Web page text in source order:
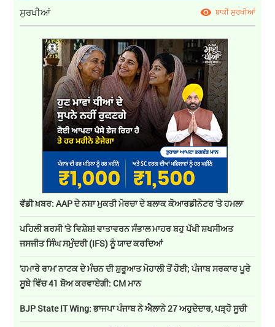
ਸੁਰਖੀਆਂ ਬਾਕੀ ਸੁਰਖੀਆਂ
ਵੱਡੀ ਖ਼ਬਰ: AAP ਦੇ ਨਸ਼ਾ ਮੁਕਤੀ ਮੋਰਚਾ ਦੇ ਬਲਾਕ ਕੋਆਰਡੀਨੇਟਰ 'ਤੇ ਹਮਲਾ
ਪਹਿਲੀ ਬਰਸੀ 'ਤੇ ਵਿਸ਼ੇਸ਼! ਵਾਤਾਵਰਨ ਸੰਭਾਲ ਮਾਹਰ ਬਹੁ ਪੱਖੀ ਸ਼ਖਸੀਅਤ
ਜਸਜੀਤ ਸਿੰਘ ਸਮੁੰਦਰੀ (IFS) ਨੂੰ ਯਾਦ ਕਰਦਿਆਂ
'ਹਮਾਰੇ ਰਾਮ' ਨਾਟਕ ਦੇ ਮੰਚਨ ਦੀ ਸ਼ੁਰੂਆਤ ਮੋਹਾਲੀ ਤੋਂ ਹੋਈ; ਪੰਜਾਬ ਸਰਕਾਰ ਪੂਰੇ
ਸੂਬੇ ਵਿੱਚ 41 ਸ਼ੋਅ ਕਰਵਾਏਗੀ: CM ਮਾਨ
BJP State IT Wing: ਭਾਜਪਾ ਪੰਜਾਬ ਨੇ ਐਲਾਨੇ 27 ਅਹੁਦੇਦਾਰ, ਪੜ੍ਹੋ ਸੂਚੀ